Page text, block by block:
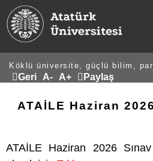
Köklü üniversite, güçlü bilim,
Geri A- A+ Paylaş
ATAİLE Haziran
ATAİLE Haziran 2026